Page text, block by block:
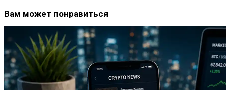
Вам может понравиться